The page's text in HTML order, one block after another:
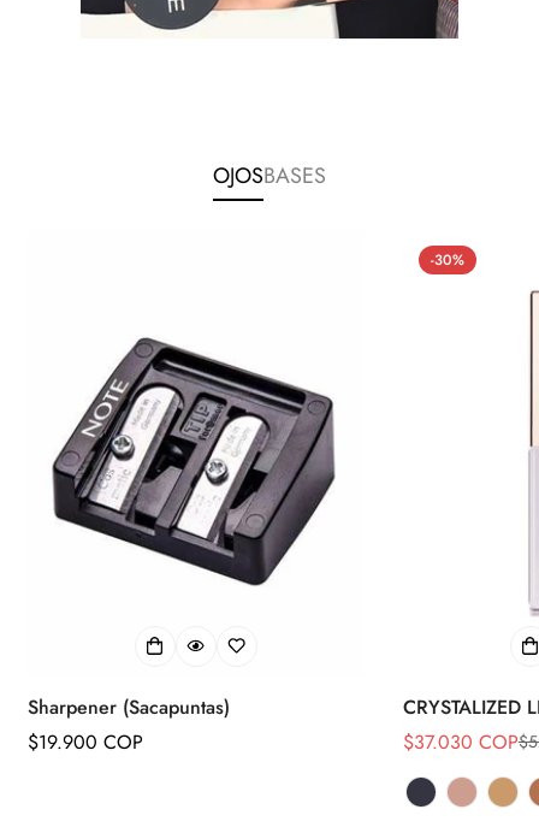
OJOSBASES
Sharpener (Sacapuntas)
Precio
$19.900 COP
-30%
CRYSTALIZED
Precio
de
venta
$37.030 COP
Precio
regular